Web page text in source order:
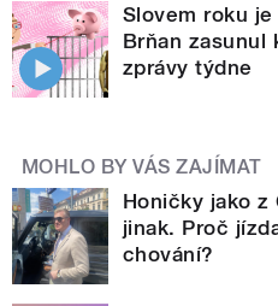
Slovem roku
Brňan zasunul
zprávy týdne
MOHLO BY VÁS ZAJÍMAT
Honičky jako z
jinak. Proč
chování?